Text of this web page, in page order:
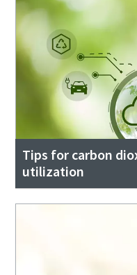
Tips for carbon
utilization